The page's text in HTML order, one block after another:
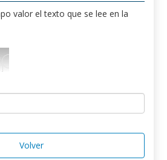
valor el texto que se lee en la
Volver